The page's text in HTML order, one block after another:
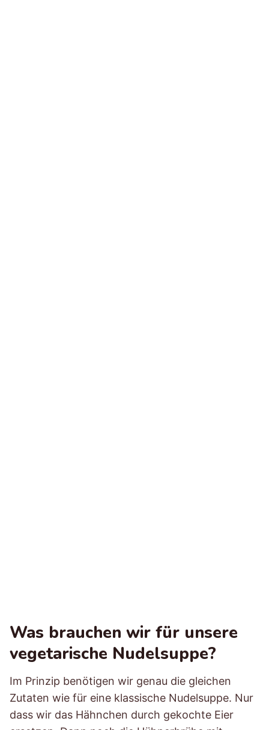
Was brauchen wir für unsere
vegetarische Nudelsuppe?
Im Prinzip benötigen wir genau die gleichen
Zutaten wie für eine klassische Nudelsuppe. Nur
dass wir das Hähnchen durch gekochte Eier